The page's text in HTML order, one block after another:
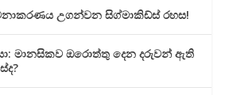
උගන්වන සිග්මාකිඩ්ස් රහස!
මානසිකව ඔරොත්තු දෙන දරුවන් ඇති